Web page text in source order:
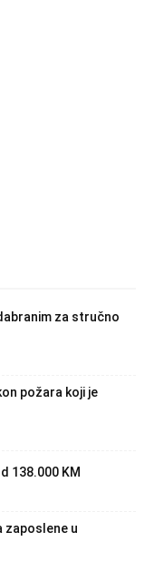
za stručno
požara koji je
138.000 KM
zaposlene u